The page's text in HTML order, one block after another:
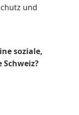
und
soziale,